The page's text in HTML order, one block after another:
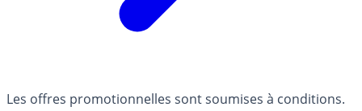
Les offres promotionnelles sont soumises à conditions.